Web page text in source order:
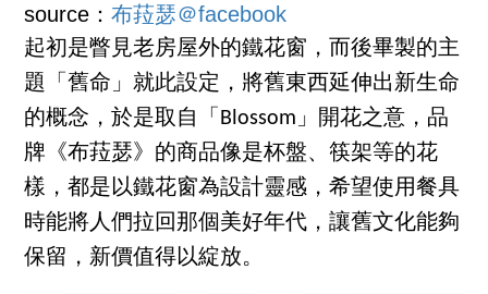
source：布菈瑟＠facebook
起初是瞥見老房屋外的鐵花窗，而後畢製的主
題「舊命」就此設定，將舊東西延伸出新生命
的概念，於是取自「Blossom」開花之意，品
牌《布菈瑟》的商品像是杯盤、筷架等的花
樣，都是以鐵花窗為設計靈感，希望使用餐具
時能將人們拉回那個美好年代，讓舊文化能夠
保留，新價值得以綻放。